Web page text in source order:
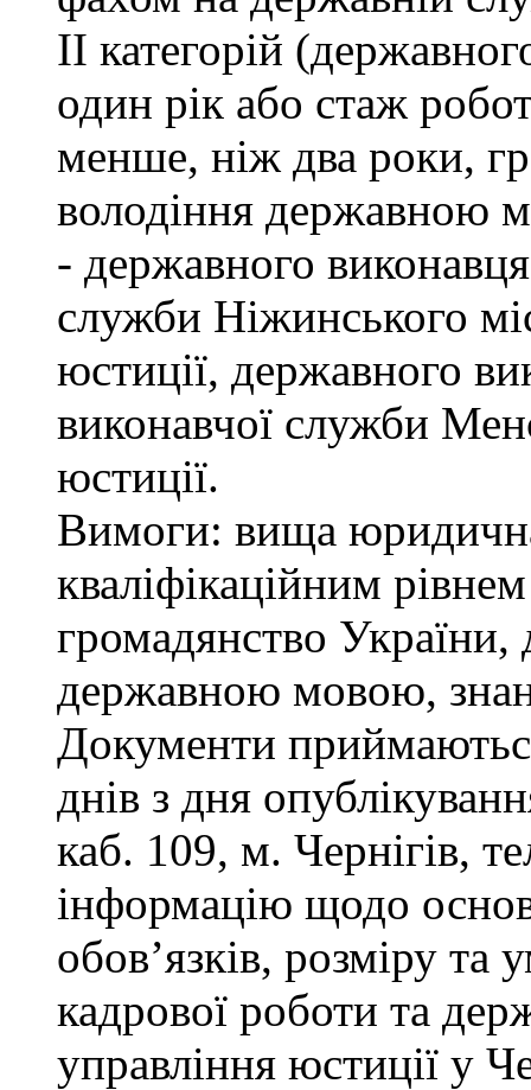
II категорій
один рік або стаж
менше, ніж два роки,
володіння державною
- державного
служби Ніжинського
юстиції, державного
виконавчої служби
юстиції.
Вимоги: вища юридична
кваліфікаційним
громадянство України,
державною мовою,
Документи
днів з дня
каб. 109, м. Чернігів,
інформацію щодо
обов’язків, розміру та
кадрової роботи та
управління юстиції у